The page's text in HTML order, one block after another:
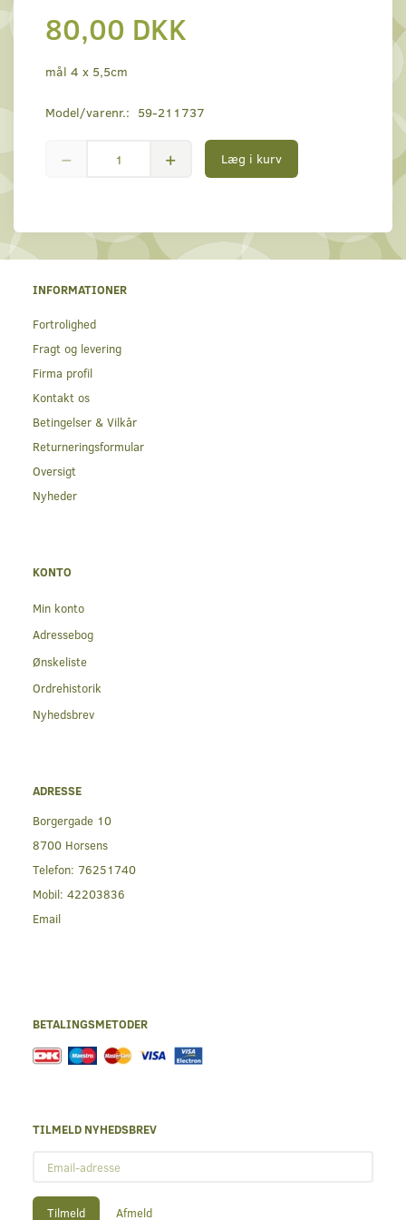
80,00 DKK
mål 4 x 5,5cm
Model/varenr.: 59-211737
Læg i kurv
INFORMATIONER
Fortrolighed
Fragt og levering
Firma profil
Kontakt os
Betingelser & Vilkår
Returneringsformular
Oversigt
Nyheder
KONTO
Min konto
Adressebog
Ønskeliste
Ordrehistorik
Nyhedsbrev
ADRESSE
Borgergade 10
8700 Horsens
Telefon: 76251740
Mobil: 42203836
Email
BETALINGSMETODER
TILMELD NYHEDSBREV
adresse
Tilmeld Afmeld